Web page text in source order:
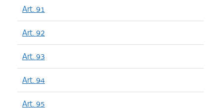
Art. 91
Art. 92
Art. 93
Art. 94
Art. 95